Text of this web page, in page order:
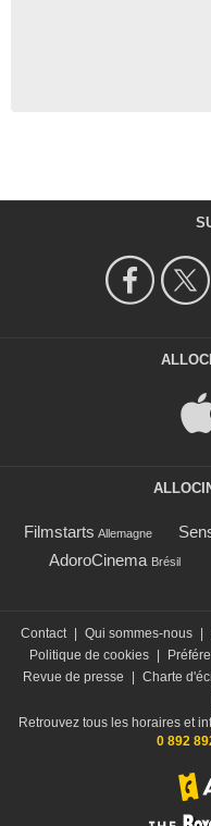
Filmstarts Allemagne
AdoroCinema Brésil
Contact Qui sommes-nous
Politique de cookies
Revue de presse
Charte
Retrouvez tous les horaires et
0 892